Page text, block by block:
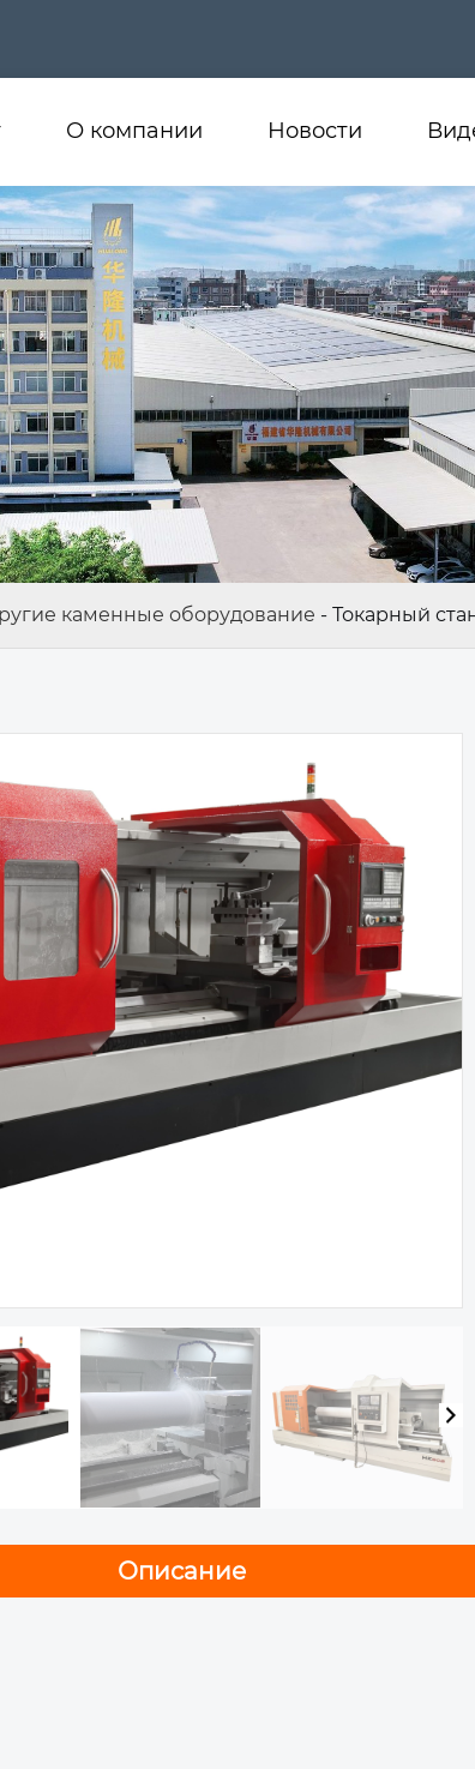
О компании Новости
каменные оборудование - Токарный
Описание